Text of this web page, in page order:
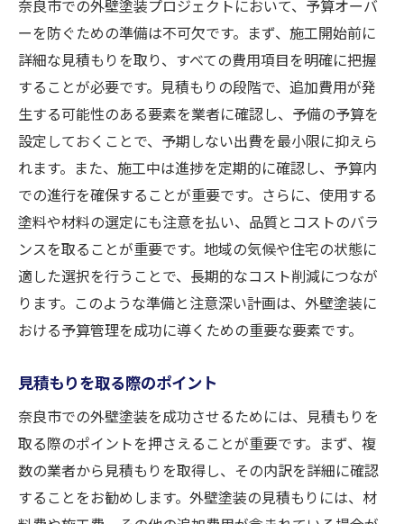
品質保証のチェックポイント
費用対効果を最大化する秘訣
地域密着型業者の利点
外壁塗装を賢く選ぶ！奈良市で予算を守る方法
費用を抑えるための賢い選択肢
業者比較のポイント
品質を犠牲にしない節約術
トラブルを未然に防ぐ対策
保証内容の確認方法
予算に応じたプランの選び方
奈良市での外壁塗装プロジェクトにおいて、予算オーバ
ーを防ぐための準備は不可欠です。まず、施工開始前に
詳細な見積もりを取り、すべての費用項目を明確に把握
することが必要です。見積もりの段階で、追加費用が発
生する可能性のある要素を業者に確認し、予備の予算を
設定しておくことで、予期しない出費を最小限に抑えら
れます。また、施工中は進捗を定期的に確認し、予算内
での進行を確保することが重要です。さらに、使用する
塗料や材料の選定にも注意を払い、品質とコストのバラ
ンスを取ることが重要です。地域の気候や住宅の状態に
適した選択を行うことで、長期的なコスト削減につなが
ります。このような準備と注意深い計画は、外壁塗装に
おける予算管理を成功に導くための重要な要素です。
見積もりを取る際のポイント
奈良市での外壁塗装を成功させるためには、見積もりを
取る際のポイントを押さえることが重要です。まず、複
数の業者から見積もりを取得し、その内訳を詳細に確認
することをお勧めします。外壁塗装の見積もりには、材